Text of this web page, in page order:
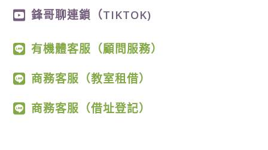
鋒哥聊連鎖（TIKTOK)
有機體客服（顧問服務）
商務客服（教室租借）
商務客服（借址登記）